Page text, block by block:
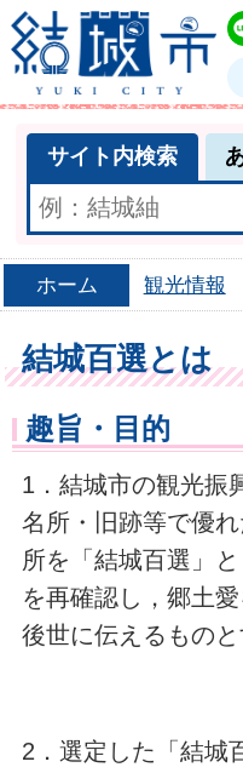
サイト内検索
ホーム 観光情報
結城百選とは
趣旨・目的
1．結城市の観光振
名所・旧跡等で優
所を「結城百選」
を再確認し，郷土
後世に伝えるものと
2．選定した「結城